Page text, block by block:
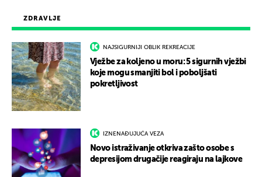
ZDRAVLJE
NAJSIGURNIJI OBLIK REKREACIJE
Vježbe za koljeno u moru: 5 sigurnih vježbi
koje mogu smanjiti bol i poboljšati
pokretljivost
IZNENAĐUJUĆA VEZA
Novo istraživanje otkriva zašto osobe s
depresijom drugačije reagiraju na lajkove